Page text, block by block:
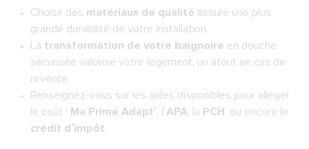
Choisir des matériaux de qualité assure une plus
grande durabilité de votre installation.
La transformation de votre baignoire en douche
sécurisée valorise votre logement, un atout en cas de
revente.
Renseignez-vous sur les aides disponibles pour alléger
le coût : Ma Prime Adapt’, l’APA, la PCH, ou encore le
crédit d’impôt.